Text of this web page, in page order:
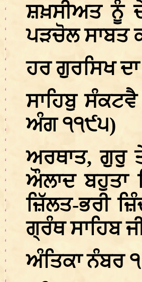
ਸ਼ਖ਼ਸੀਅਤ ਨੂੰ
ਪੜਚੋਲ ਸਾਬਤ
ਹਰ ਗੁਰਸਿਖ
ਸਾਹਿਬੁ
ਅੰਗ ੧੧੯੫)
ਅਰਥਾਤ, ਗੁਰੁ
ਔਲਾਦ ਬਹੁਤਾ
ਜ਼ਿੱਲਤ-ਭਰੀ
ਗ੍ਰੰਥ ਸਾਹਿਬ
ਅੰਤਿਕਾ ਨੰਬਰ